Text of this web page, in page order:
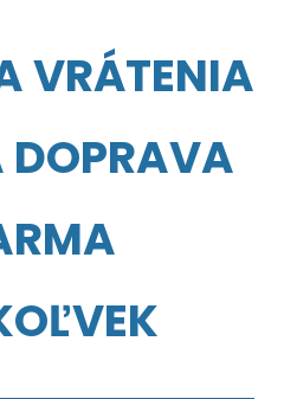
VRÁTENIA
DOPRAVA